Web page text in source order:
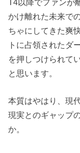
かけ離れた未来で
ちゃにしてきた爽
トに占領されたダ
を押しつけられて
と思います。
本質はやはり、現
現実とのギャップ
か。